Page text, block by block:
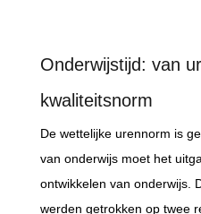
Onderwijstijd: van
kwaliteitsnorm
De wettelijke urennorm is
van onderwijs moet het
ontwikkelen van onderwijs.
werden getrokken op twee